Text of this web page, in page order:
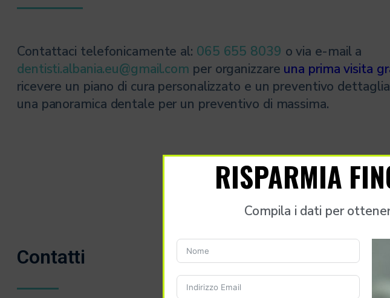
Contattaci telefonicamente al: 065 655 8039 o via e-mail a
dentisti.albania.eu@gmail.com per organizzare una prima visita
ricevere un piano di cura personalizzato e un preventivo
una panoramica dentale per un preventivo di massima.
Contatti
RISPARMIA
Compila i dati per